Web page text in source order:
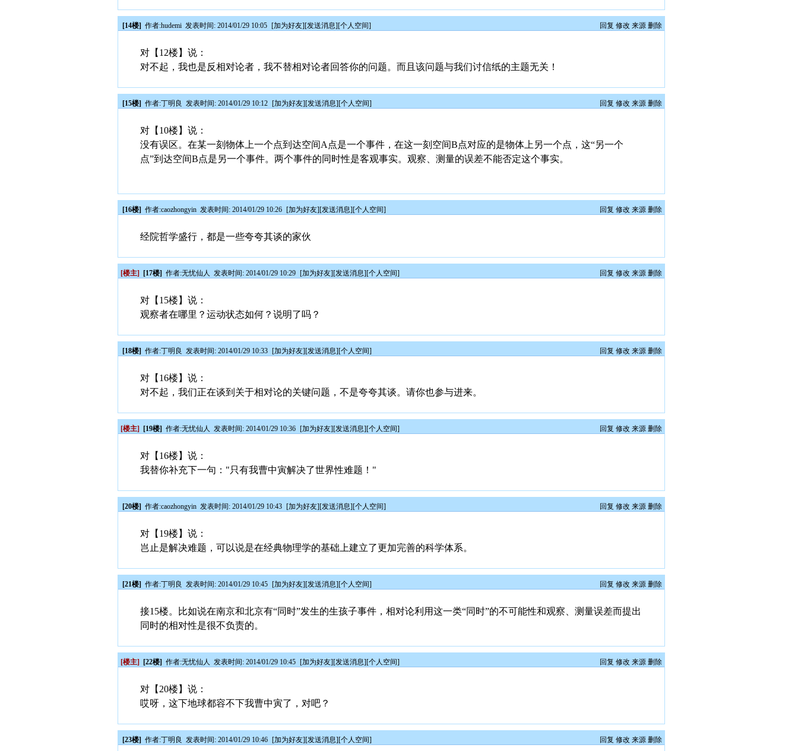
[14楼] 作者:hudemi 发表时间: 2014/01/29 10:05 [加为好友][发送消息][个人空间] 回复 修改 来源 删除
对【12楼】说：
对不起，我也是反相对论者，我不替相对论者回答你的问题。而且该问题与我们讨信纸的主题无关！
[15楼] 作者:丁明良 发表时间: 2014/01/29 10:12 [加为好友][发送消息][个人空间] 回复 修改 来源 删除
对【10楼】说：
没有误区。在某一刻物体上一个点到达空间A点是一个事件，在这一刻空间B点对应的是物体上另一个点，这“另一个
点”到达空间B点是另一个事件。两个事件的同时性是客观事实。观察、测量的误差不能否定这个事实。
[16楼] 作者:caozhongyin 发表时间: 2014/01/29 10:26 [加为好友][发送消息][个人空间] 回复 修改 来源 删除
经院哲学盛行，都是一些夸夸其谈的家伙
[楼主] [17楼] 作者:无忧仙人 发表时间: 2014/01/29 10:29 [加为好友][发送消息][个人空间] 回复 修改 来源 删除
对【15楼】说：
观察者在哪里？运动状态如何？说明了吗？
[18楼] 作者:丁明良 发表时间: 2014/01/29 10:33 [加为好友][发送消息][个人空间] 回复 修改 来源 删除
对【16楼】说：
对不起，我们正在谈到关于相对论的关键问题，不是夸夸其谈。请你也参与进来。
[楼主] [19楼] 作者:无忧仙人 发表时间: 2014/01/29 10:36 [加为好友][发送消息][个人空间] 回复 修改 来源 删除
对【16楼】说：
我替你补充下一句："只有我曹中寅解决了世界性难题！"
[20楼] 作者:caozhongyin 发表时间: 2014/01/29 10:43 [加为好友][发送消息][个人空间] 回复 修改 来源 删除
对【19楼】说：
岂止是解决难题，可以说是在经典物理学的基础上建立了更加完善的科学体系。
[21楼] 作者:丁明良 发表时间: 2014/01/29 10:45 [加为好友][发送消息][个人空间] 回复 修改 来源 删除
接15楼。比如说在南京和北京有“同时”发生的生孩子事件，相对论利用这一类“同时”的不可能性和观察、测量误差而提出
同时的相对性是很不负责的。
[楼主] [22楼] 作者:无忧仙人 发表时间: 2014/01/29 10:45 [加为好友][发送消息][个人空间] 回复 修改 来源 删除
对【20楼】说：
哎呀，这下地球都容不下我曹中寅了，对吧？
[23楼] 作者:丁明良 发表时间: 2014/01/29 10:46 [加为好友][发送消息][个人空间] 回复 修改 来源 删除